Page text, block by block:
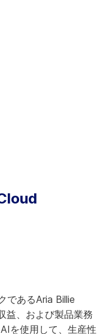
であるAria Billie
益、および製品業務
を使用して、生産性